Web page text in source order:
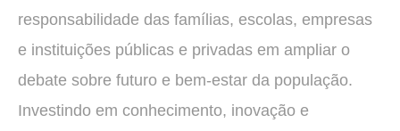
responsabilidade das famílias, escolas, empresas
e instituições públicas e privadas em ampliar o
debate sobre futuro e bem-estar da população.
Investindo em conhecimento, inovação e